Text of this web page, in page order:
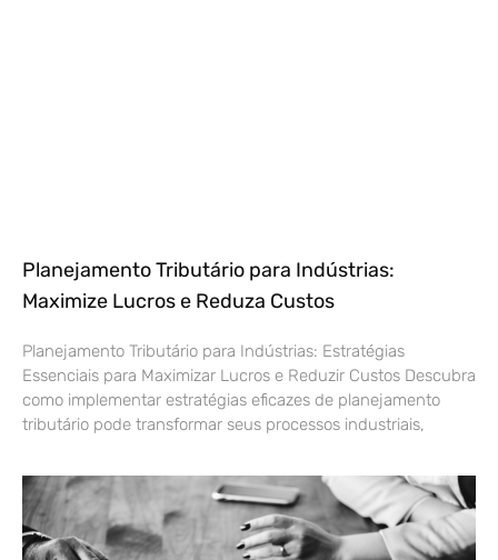
Planejamento Tributário para Indústrias:
Maximize Lucros e Reduza Custos
Planejamento Tributário para Indústrias: Estratégias
Essenciais para Maximizar Lucros e Reduzir Custos Descubra
como implementar estratégias eficazes de planejamento
tributário pode transformar seus processos industriais,